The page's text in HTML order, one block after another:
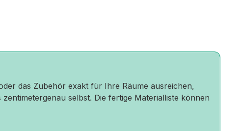
das Zubehör exakt für Ihre Räume ausreichen,
selbst. Die fertige Materialliste können